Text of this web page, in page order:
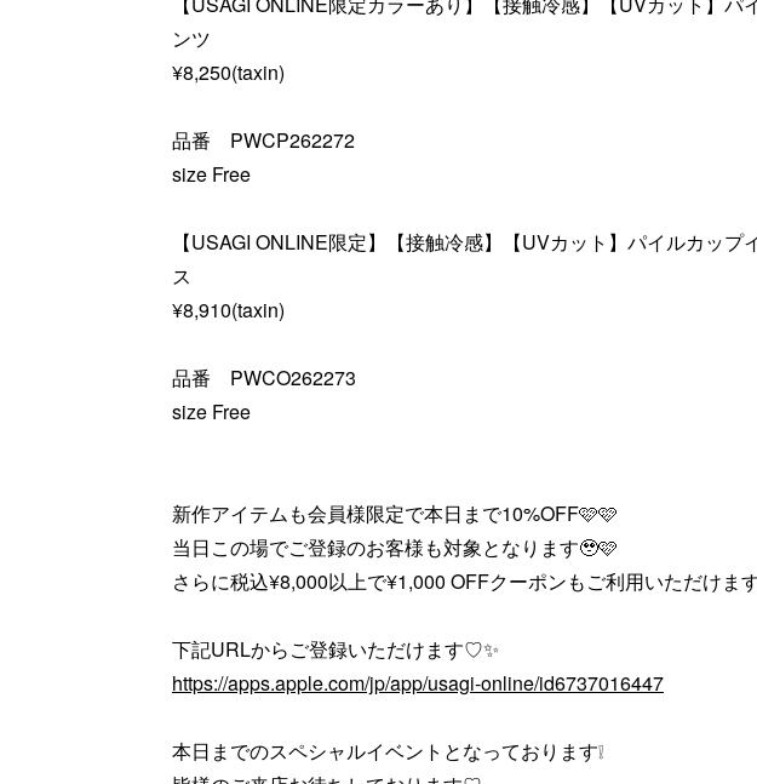
ンツ
¥8,250(taxin)
品番 PWCP262272
size Free
【USAGI ONLINE限定】【接触冷感】【UVカット】パイルカップ
ス
¥8,910(taxin)
品番 PWCO262273
size Free
新作アイテムも会員様限定で本日まで10%OFF🩷🩷
当日この場でご登録のお客様も対象となります🥹🩷
さらに税込¥8,000以上で¥1,000 OFFクーポンもご利用いただけま
下記URLからご登録いただけます♡✨
https://apps.apple.com/jp/app/usagi-online/id6737016447
本日までのスペシャルイベントとなっております❕